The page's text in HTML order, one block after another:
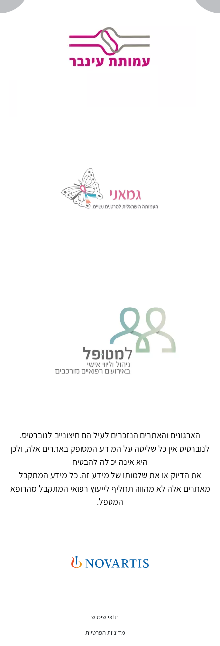
הארגונים והאתרים הנזכרים לעיל הם חיצוניים לנוברטיס.
לנוברטיס אין כל שליטה על המידע המסופק באתרים אלה, ולכן
היא אינה יכולה להבטיח
את הדיוק או את שלמותו של מידע זה. כל מידע המתקבל
מאתרים אלה לא מהווה תחליף לייעוץ רפואי המתקבל מהרופא
המטפל.
תנאי שימוש
מדיניות הפרטיות